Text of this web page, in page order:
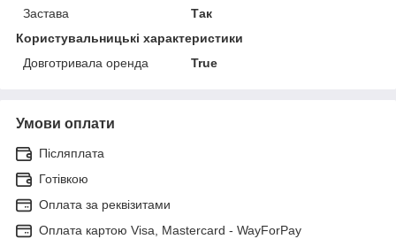
Застава
Так
Користувальницькі характеристики
Довготривала оренда
True
Умови оплати
Післяплата
Готівкою
Оплата за реквізитами
Оплата картою Visa, Mastercard - WayForPay